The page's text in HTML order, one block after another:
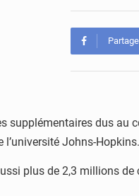
supplémentaires dus au
l’université Johns-Hopkins.
plus de 2,3 millions